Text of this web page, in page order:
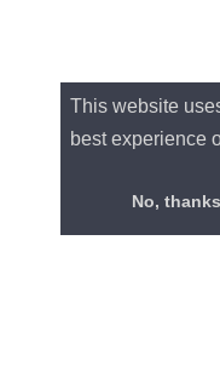
This website
best experience
No,